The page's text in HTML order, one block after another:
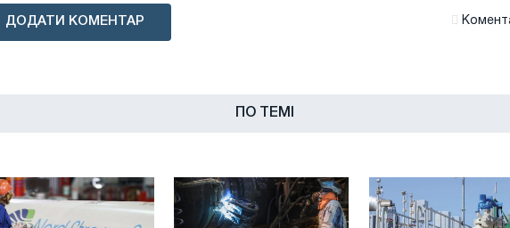
ДОДАТИ КОМЕНТАР
ПО ТЕМІ